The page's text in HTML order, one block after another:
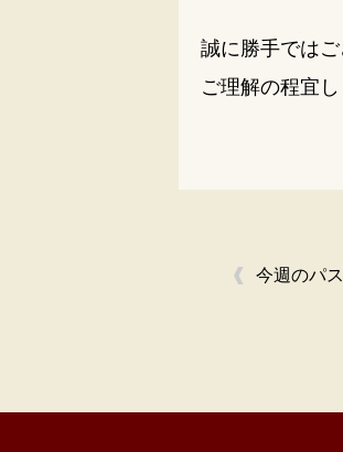
誠に勝手では
ご理解の程宜
今週のパ